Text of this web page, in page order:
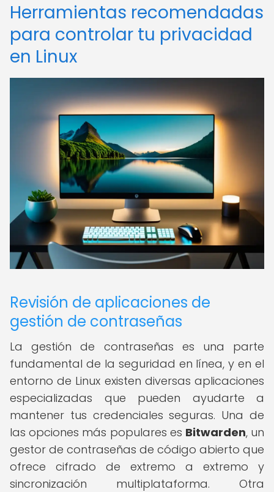
Herramientas recomendadas
para controlar tu privacidad
en Linux
Revisión de aplicaciones de
gestión de contraseñas
La gestión de contraseñas es una parte
fundamental de la seguridad en línea, y en el
entorno de Linux existen diversas aplicaciones
especializadas que pueden ayudarte a
mantener tus credenciales seguras. Una de
las opciones más populares es Bitwarden, un
gestor de contraseñas de código abierto que
ofrece cifrado de extremo a extremo y
sincronización multiplataforma. Otra